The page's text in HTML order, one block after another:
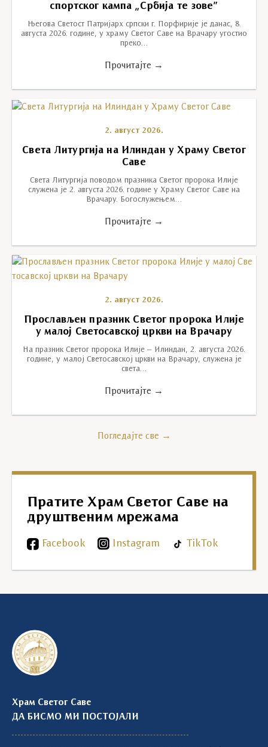
спортског кампа „Србија те зове”
Његова Светост Патријарх српски г. Порфирије је данас, 8.
августа 2026. године, у храму Светог Саве на Врачару угостио
преко…
Прочитајте →
2. август 2026.
Света Литургија на Илиндан у Храму Светог
Саве
Света Литургија поводом празника Светог пророка Илије
служена је 2. августа 2026. године у Храму Светог Саве на
Врачару. Богослужењем…
Прочитајте →
2. август 2026.
Прослављен празник Светог пророка Илије
у малој Светосавској цркви на Врачару
На празник Светог пророка Илије – Илиндан, 2. августа 2026.
године, у малој Светосавској цркви на Врачару, служена је
света…
Прочитајте →
Погледајте све →
Пратите Храм Светог Саве на
друштвеним мрежама
Facebook Instagram TikTok
Храм Светог Саве
ДА БИСМО МИ ПОСТОЈАЛИ